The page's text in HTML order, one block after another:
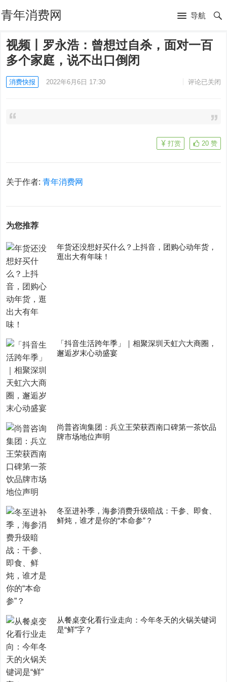
青年消费网 导航
视频丨罗永浩：曾想过自杀，面对一百
多个家庭，说不出口倒闭
消费快报 2022年6月6日 17:30 评论已关闭
20 赞
打赏
关于作者:青年消费网
为您推荐
年货还没想好买什么？上抖音，团购心动年货，
逛出大有年味！
「抖音生活跨年季」｜相聚深圳天虹六大商圈，
邂逅岁末心动盛宴
尚普咨询集团：兵立王荣获西南口碑第一茶饮品
牌市场地位声明
冬至进补季，海参消费升级暗战：干参、即食、
鲜炖，谁才是你的“本命参”？
从餐桌变化看行业走向：今年冬天的火锅关键词
是“鲜”字？